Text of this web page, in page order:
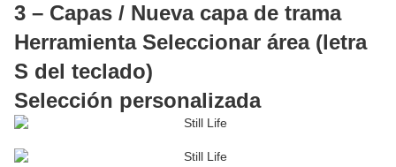
3 – Capas / Nueva capa de trama
Herramienta Seleccionar área (letra
S del teclado)
Selección personalizada